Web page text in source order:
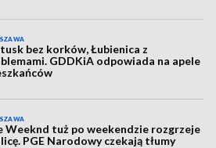
bez korków, Łubienica z
GDDKiA odpowiada na apele
Weeknd tuż po weekendzie rozgrzeje
PGE Narodowy czekają tłumy